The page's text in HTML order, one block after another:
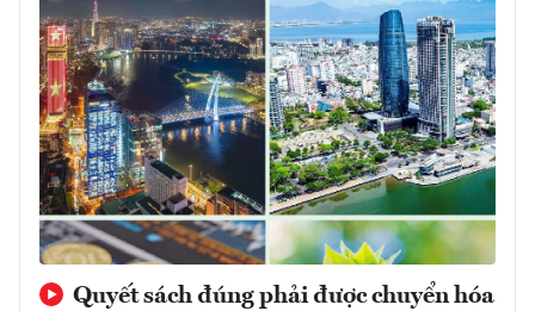
Quyết sách đúng phải được chuyển hóa